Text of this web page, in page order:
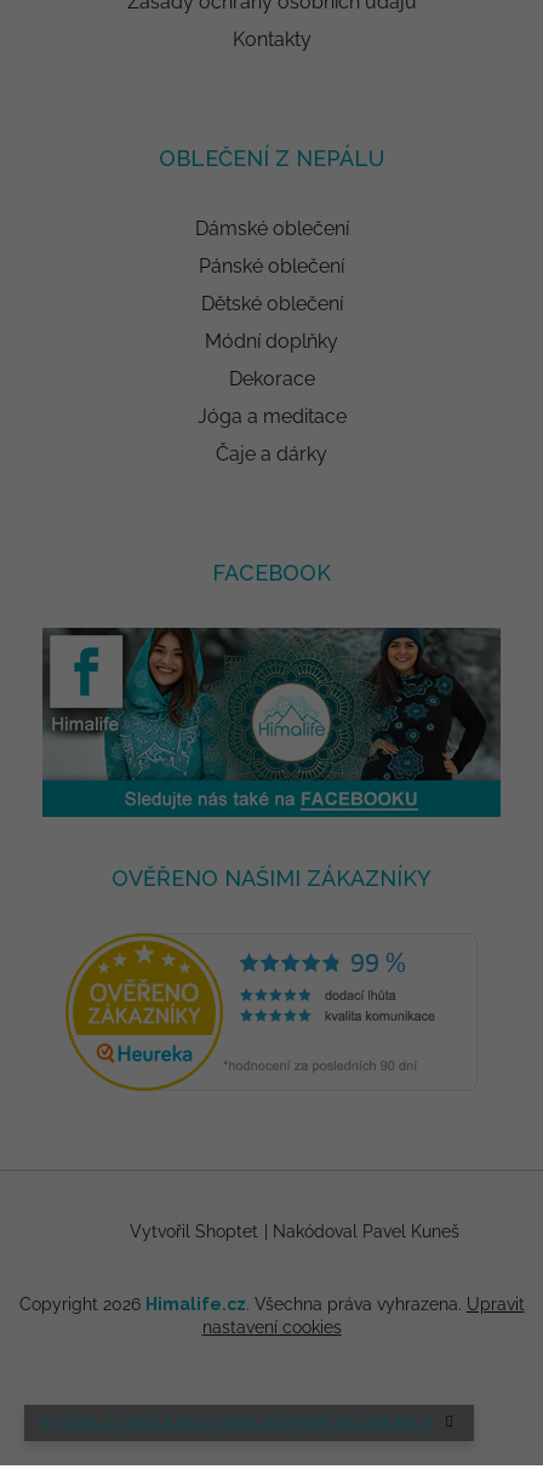
🌸 NOVÁ LETNÍ KOLEKCE HIMALIFE PRÁVĚ NA ESHOPU 🌸
Kontakty
OBLEČENÍ Z NEPÁLU
Dámské oblečení
Pánské oblečení
Dětské oblečení
Módní doplňky
Dekorace
Jóga a meditace
Čaje a dárky
FACEBOOK
OVĚŘENO NAŠIMI ZÁKAZNÍKY
Vytvořil Shoptet | Nakódoval Pavel Kuneš
Copyright 2026 Himalife.cz. Všechna práva vyhrazena. Upravit
nastavení cookies